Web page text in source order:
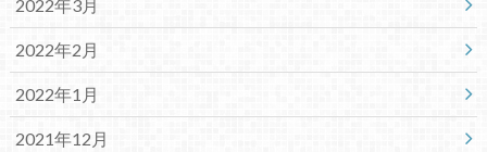
2022年3月
2022年2月
2022年1月
2021年12月